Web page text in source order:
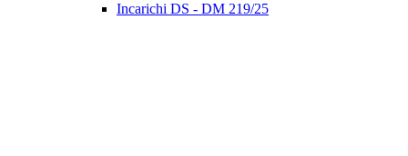
Incarichi DS - DM 219/25